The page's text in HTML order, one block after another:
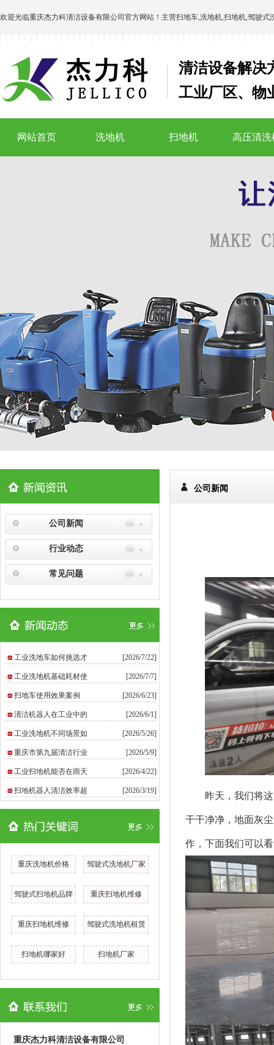
欢迎光临重庆杰力科清洁设备有限公司 官方网站！主营扫地车,洗地机,扫地机,驾驶式
清洁设备解决
工业厂区、物
网站首页 洗地机 扫地机 高压清洗
公司新闻
行业动态
常见问题
工业洗地车如何挑选才 [2026/7/22]
工业洗地机基础耗材使 [2026/7/7]
扫地车使用效果案例 [2026/6/23]
清洁机器人在工业中的 [2026/6/1]
工业洗地机不同场景如 [2026/5/26]
重庆市第九届清洁行业 [2026/5/9]
工业扫地机能否在雨天 [2026/4/22]
扫地机器人清洁效率超 [2026/3/19]
重庆洗地机价格 驾驶式洗地机厂家
驾驶式扫地机品牌 重庆扫地机维修
重庆扫地机维修 驾驶式洗地机租赁
扫地机哪家好 扫地机厂家
重庆杰力科清洁设备有限公司
公司新闻
昨天，我们将这
干干净净，地面灰
作，下面我们可以